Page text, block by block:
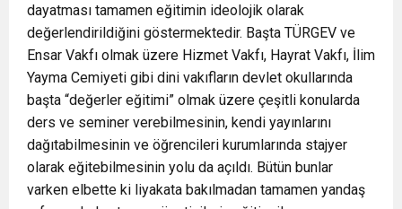
dayatması tamamen eğitimin ideolojik olarak
değerlendirildiğini göstermektedir. Başta TÜRGEV ve
Ensar Vakfı olmak üzere Hizmet Vakfı, Hayrat Vakfı, İlim
Yayma Cemiyeti gibi dini vakıfların devlet okullarında
başta “değerler eğitimi” olmak üzere çeşitli konularda
ders ve seminer verebilmesinin, kendi yayınlarını
dağıtabilmesinin ve öğrencileri kurumlarında stajyer
olarak eğitebilmesinin yolu da açıldı. Bütün bunlar
varken elbette ki liyakata bakılmadan tamamen yandaş